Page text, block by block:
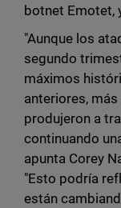
botnet Emotet,
"Aunque los
segundo
máximos
anteriores,
produjeron a
continuando
apunta Corey
"Esto podría
están